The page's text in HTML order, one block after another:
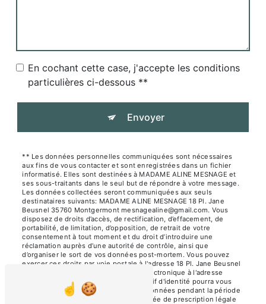
En cochant cette case, j'accepte les conditions
particulières ci-dessous **
Envoyer
** Les données personnelles communiquées sont nécessaires
aux fins de vous contacter et sont enregistrées dans un fichier
informatisé. Elles sont destinées à MADAME ALINE MESNAGE et
ses sous-traitants dans le seul but de répondre à votre message.
Les données collectées seront communiquées aux seuls
destinataires suivants: MADAME ALINE MESNAGE 18 Pl. Jane
Beusnel 35760 Montgermont mesnagealine@gmail.com. Vous
disposez de droits d’accès, de rectification, d’effacement, de
portabilité, de limitation, d’opposition, de retrait de votre
consentement à tout moment et du droit d’introduire une
réclamation auprès d’une autorité de contrôle, ainsi que
d’organiser le sort de vos données post-mortem. Vous pouvez
exercer ces droits par voie postale à l'adresse 18 Pl. Jane Beusnel
35760 Montgermont ou par courrier électronique à l'adresse
mesnagealine@gmail.com. Un justificatif d'identité pourra vous
être demandé. Nous conservons vos données pendant la période
de prise de contact puis pendant la durée de prescription légale